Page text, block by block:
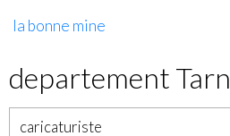
la bonne mine
departement Tarn
caricaturiste